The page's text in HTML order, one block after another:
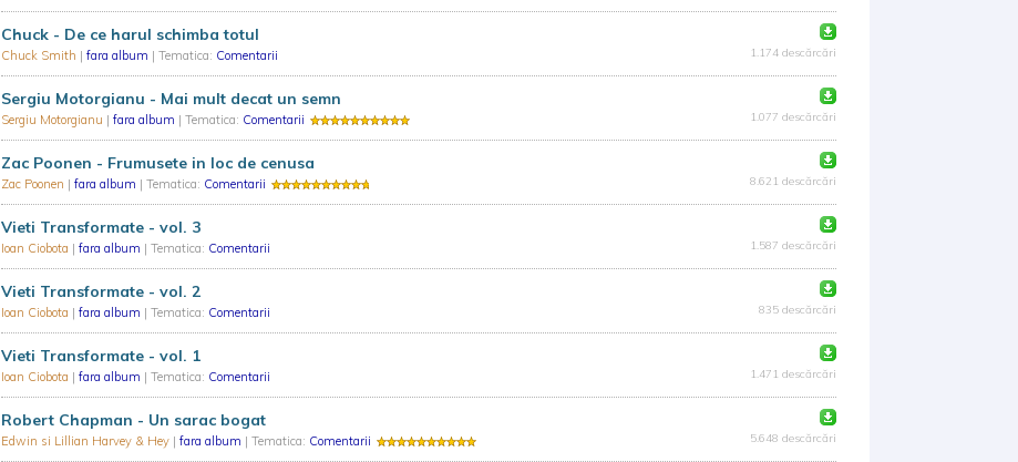
Chuck - De ce harul schimba totul
Chuck Smith | fara album | Tematica: Comentarii 1.174 descărcări
Sergiu Motorgianu - Mai mult decat un semn
Sergiu Motorgianu | fara album | Tematica: Comentarii 1.077 descărcări
Zac Poonen - Frumusete in loc de cenusa
Zac Poonen | fara album | Tematica: Comentarii 8.621 descărcări
Vieti Transformate - vol. 3
Ioan Ciobota | fara album | Tematica: Comentarii 1.587 descărcări
Vieti Transformate - vol. 2
Ioan Ciobota | fara album | Tematica: Comentarii 835 descărcări
Vieti Transformate - vol. 1
Ioan Ciobota | fara album | Tematica: Comentarii 1.471 descărcări
Robert Chapman - Un sarac bogat
Edwin si Lillian Harvey & Hey | fara album | Tematica: Comentarii 5.648 descărcări